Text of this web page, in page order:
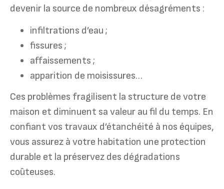
devenir la source de nombreux désagréments :
infiltrations d’eau ;
fissures ;
affaissements ;
apparition de moisissures…
Ces problèmes fragilisent la structure de votre
maison et diminuent sa valeur au fil du temps. En
confiant vos travaux d’étanchéité à nos équipes,
vous assurez à votre habitation une protection
durable et la préservez des dégradations
coûteuses.